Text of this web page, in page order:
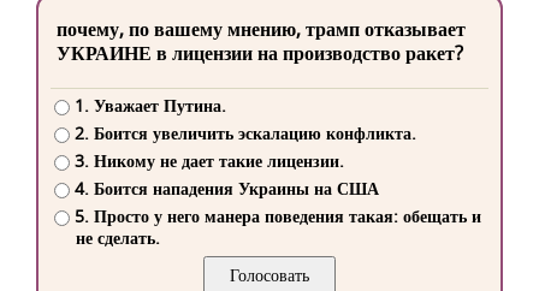
почему, по вашему мнению, трамп отказывает
УКРАИНЕ в лицензии на производство ракет?
1. Уважает Путина.
2. Боится увеличить эскалацию конфликта.
3. Никому не дает такие лицензии.
4. Боится нападения Украины на США
5. Просто у него манера поведения такая: обещать и
не сделать.